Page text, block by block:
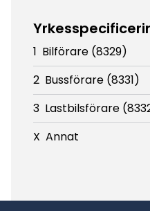
1 Bilförare (8329)
2 Bussförare (8331)
3 Lastbilsförare
X Annat